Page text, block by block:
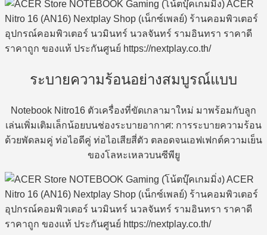
ระบายความร้อนอย่างสมบูรณ์แบบ
Notebook Nitro16 ตัวเครื่องที่ขัดเกลามาใหม่ มาพร้อมกับลูก
เล่นเพิ่มเติมเล็กน้อยบนช่องระบายอากาศ: การระบายความร้อน
ด้วยพัดลมคู่ ท่อไอดีคู่ ท่อไอเสียสี่ตัว ตลอดจนเอฟเฟกต์ความเย็น
ของโลหะเหลวบนซีพียู